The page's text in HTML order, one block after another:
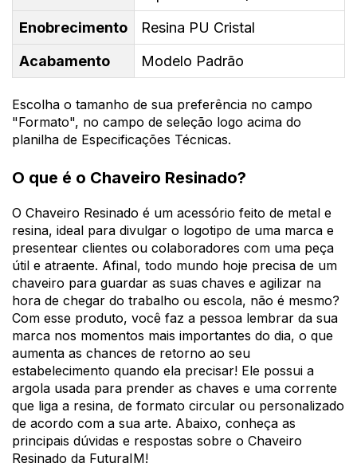
Enobrecimento
Resina PU Cristal
Acabamento
Modelo Padrão
Escolha o tamanho de sua preferência no campo
"Formato", no campo de seleção logo acima do
planilha de Especificações Técnicas.
O que é o Chaveiro Resinado?
O Chaveiro Resinado é um acessório feito de metal e
resina, ideal para divulgar o logotipo de uma marca e
presentear clientes ou colaboradores com uma peça
útil e atraente. Afinal, todo mundo hoje precisa de um
chaveiro para guardar as suas chaves e agilizar na
hora de chegar do trabalho ou escola, não é mesmo?
Com esse produto, você faz a pessoa lembrar da sua
marca nos momentos mais importantes do dia, o que
aumenta as chances de retorno ao seu
estabelecimento quando ela precisar! Ele possui a
argola usada para prender as chaves e uma corrente
que liga a resina, de formato circular ou personalizado
de acordo com a sua arte. Abaixo, conheça as
principais dúvidas e respostas sobre o Chaveiro
Resinado da FuturaIM!